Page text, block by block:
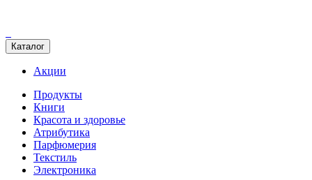
Каталог
Акции
Продукты
Книги
Красота и здоровье
Атрибутика
Парфюмерия
Текстиль
Электроника